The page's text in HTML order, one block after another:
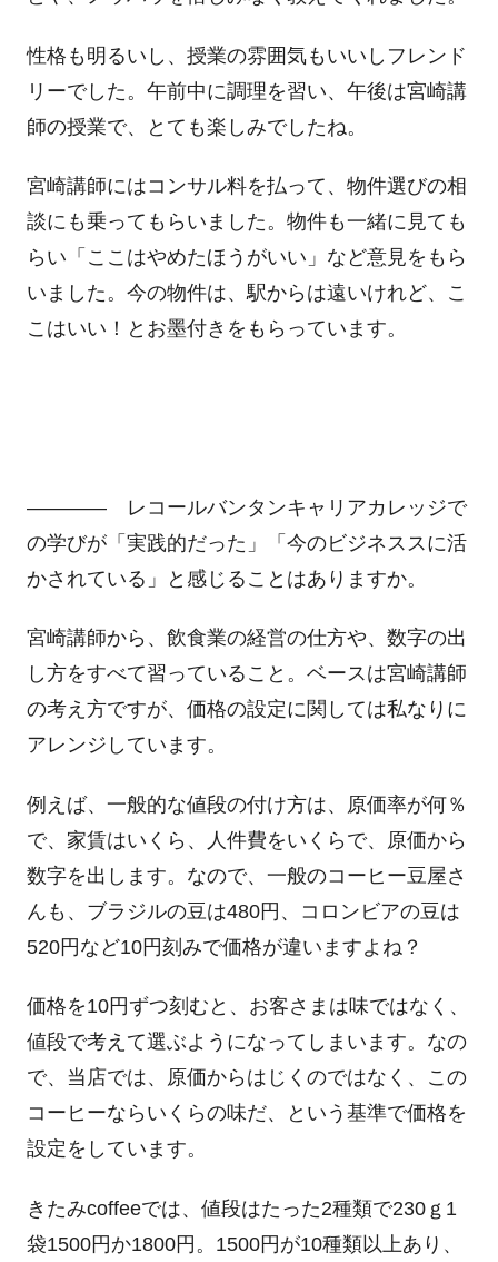
性格も明るいし、授業の雰囲気もいいしフレンド
リーでした。午前中に調理を習い、午後は宮崎講
師の授業で、とても楽しみでしたね。
宮崎講師にはコンサル料を払って、物件選びの相
談にも乗ってもらいました。物件も一緒に見ても
らい「ここはやめたほうがいい」など意見をもら
いました。今の物件は、駅からは遠いけれど、こ
こはいい！とお墨付きをもらっています。
―――― レコールバンタンキャリアカレッジで
の学びが「実践的だった」「今のビジネススに活
かされている」と感じることはありますか。
宮崎講師から、飲食業の経営の仕方や、数字の出
し方をすべて習っていること。ベースは宮崎講師
の考え方ですが、価格の設定に関しては私なりに
アレンジしています。
例えば、一般的な値段の付け方は、原価率が何％
で、家賃はいくら、人件費をいくらで、原価から
数字を出します。なので、一般のコーヒー豆屋さ
んも、ブラジルの豆は480円、コロンビアの豆は
520円など10円刻みで価格が違いますよね？
価格を10円ずつ刻むと、お客さまは味ではなく、
値段で考えて選ぶようになってしまいます。なの
で、当店では、原価からはじくのではなく、この
コーヒーならいくらの味だ、という基準で価格を
設定をしています。
きたみcoffeeでは、値段はたった2種類で230ｇ1
袋1500円か1800円。1500円が10種類以上あり、